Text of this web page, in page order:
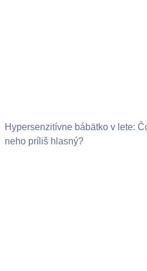
Hypersenzitívne bábätko v lete:
neho príliš hlasný?